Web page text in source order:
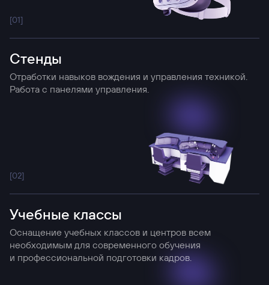
[01]
Cтенды
Отработки навыков вождения и управления техникой.
Работа с панелями управления.
[02]
Учебные классы
Оснащение учебных классов и центров всем
необходимым для современного обучения
и профессиональной подготовки кадров.